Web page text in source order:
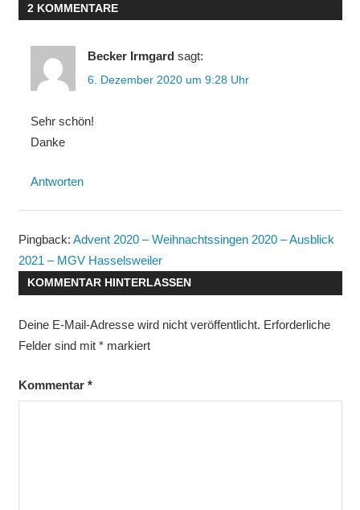
MÄNNERCHORHASSELSWEILER
WEIHNACHTSSINGEN
2 KOMMENTARE
Becker Irmgard sagt:
6. Dezember 2020 um 9:28 Uhr
Sehr schön!
Danke
Antworten
Pingback: Advent 2020 – Weihnachtssingen 2020 – Ausblick
2021 – MGV Hasselsweiler
KOMMENTAR HINTERLASSEN
Deine E-Mail-Adresse wird nicht veröffentlicht. Erforderliche
Felder sind mit *markiert
Kommentar *